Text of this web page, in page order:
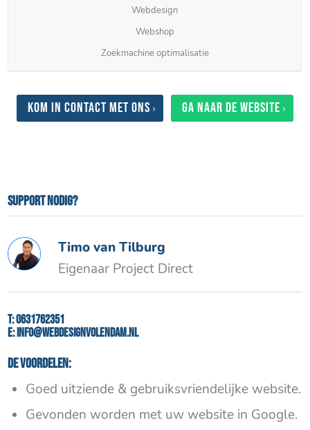
Webdesign
Webshop
Zoekmachine optimalisatie
Kom in contact met ons Ga naar de website
Support nodig?
Timo van Tilburg
Eigenaar Project Direct
T:0631762351
E:info@webdesignvolendam.nl
De voordelen:
Goed uitziende & gebruiksvriendelijke website.
Gevonden worden met uw website in Google.